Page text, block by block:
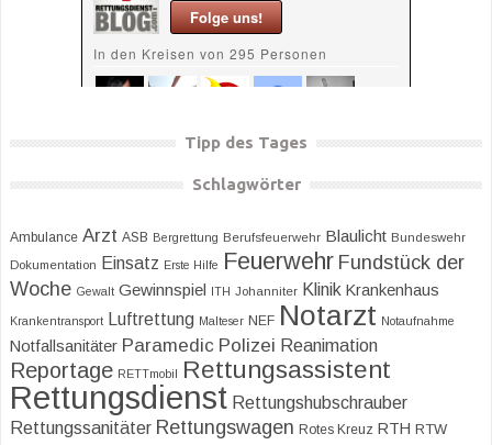
Tipp des Tages
Schlagwörter
Ambulance Arzt ASB Bergrettung Berufsfeuerwehr Blaulicht Bundeswehr
Dokumentation Einsatz Erste Hilfe Feuerwehr Fundstück der
Woche Gewalt Gewinnspiel ITH Johanniter Klinik Krankenhaus
Krankentransport Luftrettung Malteser NEF Notarzt Notaufnahme
Notfallsanitäter Paramedic Polizei Reanimation
Reportage RETTmobil Rettungsassistent
Rettungsdienst Rettungshubschrauber
Rettungssanitäter Rettungswagen Rotes Kreuz RTH RTW